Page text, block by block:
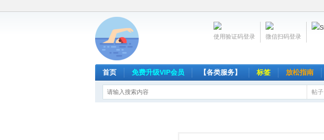
微信扫码登录
使用验证码登录
首页 免费升级VIP会员 【各类服务】 标签 放松指南
帖子